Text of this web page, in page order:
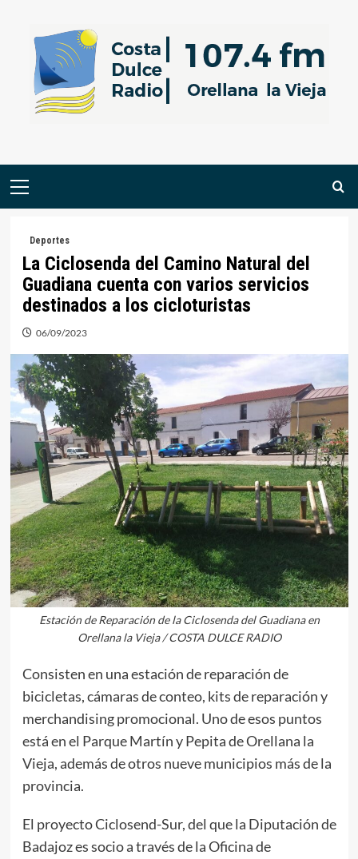
contenido
Menú
Deportes
La Ciclosenda del Camino Natural del
Guadiana cuenta con varios servicios
destinados a los cicloturistas
06/09/2023
Estación de Reparación de la Ciclosenda del Guadiana en
Orellana la Vieja / COSTA DULCE RADIO
Consisten en una estación de reparación de
bicicletas, cámaras de conteo, kits de reparación y
merchandising promocional. Uno de esos puntos
está en el Parque Martín y Pepita de Orellana la
Vieja, además de otros nueve municipios más de la
provincia.
El proyecto Ciclosend-Sur, del que la Diputación de
Badajoz es socio a través de la Oficina de